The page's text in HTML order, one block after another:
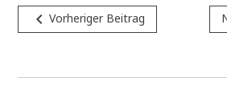
Beitragsnavigation
navigate_beforeVorheriger Beitrag